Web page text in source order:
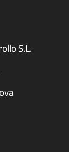
S.L.